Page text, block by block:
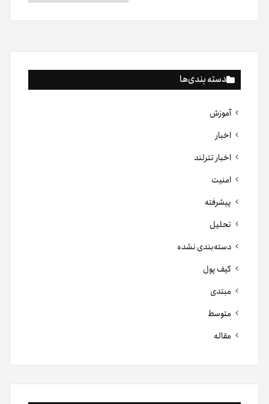
دسته بندی‌ها
آموزش
اخبار
اخبار تترلند
امنیت
پیشرفته
تحلیل
دسته‌بندی نشده
کیف پول
مبتدی
متوسط
مقاله